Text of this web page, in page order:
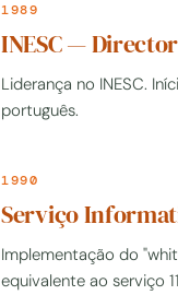
1989
INESC —
Liderança no INESC.
português.
1990
Serviço
Implementação do
equivalente ao serviço